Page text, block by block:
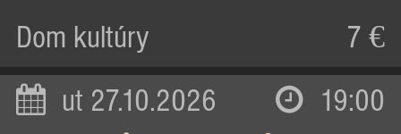
Dom kultúry 7 €
ut 27.10.2026 19:00